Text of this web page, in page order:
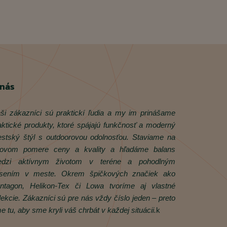
zákazníci sú praktickí ľudia a my im prinášame
produkty, ktoré spájajú funkčnosť a moderný
štýl s outdoorovou odolnosťou. Staviame na
pomere ceny a kvality a hľadáme balans
aktívnym životom v teréne a pohodlným
v meste. Okrem špičkových značiek ako
Helikon‑Tex či Lowa tvoríme aj vlastné
Zákazníci sú pre nás vždy číslo jeden – preto
tu, aby sme kryli váš chrbát v každej situácii.k